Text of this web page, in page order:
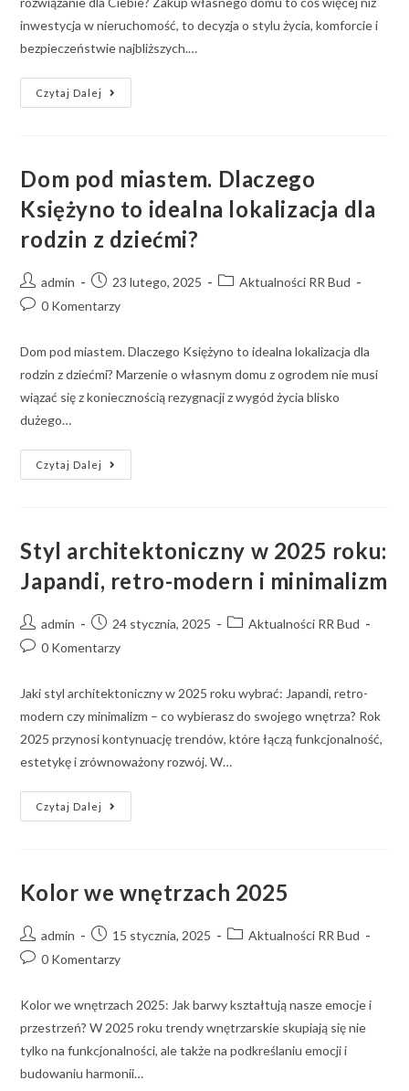
inwestycja w nieruchomość, to decyzja o stylu życia, komforcie i
bezpieczeństwie najbliższych.…
Czytaj Dalej
Dom pod miastem. Dlaczego
Księżyno to idealna lokalizacja dla
rodzin z dziećmi?
admin 23 lutego, 2025
Aktualności RR Bud
0 Komentarzy
Dom pod miastem. Dlaczego Księżyno to idealna lokalizacja dla
rodzin z dziećmi? Marzenie o własnym domu z ogrodem nie musi
wiązać się z koniecznością rezygnacji z wygód życia blisko
dużego…
Czytaj Dalej
Styl architektoniczny w 2025 roku:
Japandi, retro-modern i minimalizm
admin 24 stycznia, 2025
Aktualności RR Bud
0 Komentarzy
Jaki styl architektoniczny w 2025 roku wybrać: Japandi, retro-
modern czy minimalizm – co wybierasz do swojego wnętrza? Rok
2025 przynosi kontynuację trendów, które łączą funkcjonalność,
estetykę i zrównoważony rozwój. W…
Czytaj Dalej
Kolor we wnętrzach 2025
admin 15 stycznia, 2025
Aktualności RR Bud
0 Komentarzy
Kolor we wnętrzach 2025: Jak barwy kształtują nasze emocje i
przestrzeń? W 2025 roku trendy wnętrzarskie skupiają się nie
tylko na funkcjonalności, ale także na podkreślaniu emocji i
budowaniu harmonii…